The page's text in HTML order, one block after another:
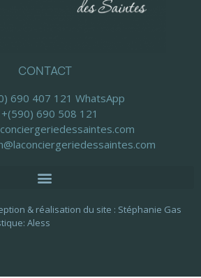
CONTACT
690 407 121 WhatsApp
+(590) 690 508 121
& réalisation du site : Stéphanie Gas
Aless